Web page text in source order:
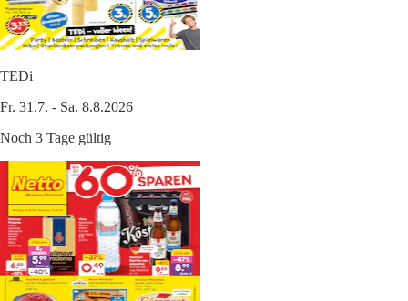
TEDi
Fr. 31.7. - Sa. 8.8.2026
Noch 3 Tage gültig